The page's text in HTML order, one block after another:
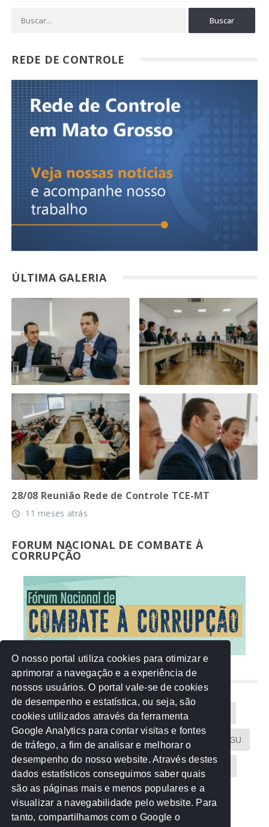
REDE DE CONTROLE
ÚLTIMA GALERIA
28/08 Reunião Rede de Controle TCE-MT
access_time 11 meses atrás
FORUM NACIONAL DE COMBATE À
CORRUPÇÃO
NUVEM DE TAGS
Acontece na Rede AGU AMM
Atricon Audicom CAU-MT CGU
CREA-MT Eventos MPC-MT MPE-MT
MPF Notícias PF PGE-MT PGR
Receita Federal Sem categoria
O nosso portal utiliza cookies para otimizar e
aprimorar a navegação e a experiência de
nossos usuários. O portal vale-se de cookies
de desempenho e estatística, ou seja, são
cookies utilizados através da ferramenta
Google Analytics para contar visitas e fontes
de tráfego, a fim de analisar e melhorar o
desempenho do nosso website. Através destes
dados estatísticos conseguimos saber quais
são as páginas mais e menos populares e a
visualizar a navegabilidade pelo website. Para
tanto, compartilhamos com o Google o